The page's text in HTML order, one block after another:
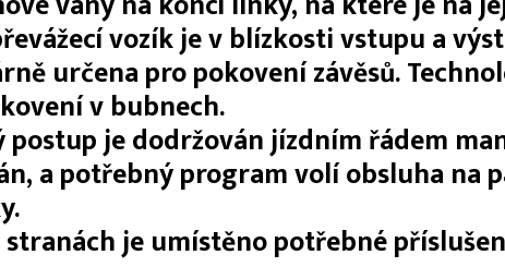
vozík je v blízkosti vstupu a
určena pro pokovení závěsů.
v bubnech.
postup je dodržován jízdním řádem
a potřebný program volí obsluha na
je umístěno potřebné